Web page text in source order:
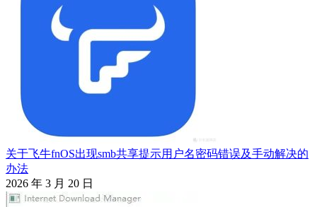
关于飞牛fnOS出现smb共享提示用户名密码错误及手动解决的
办法
2026 年 3 月 20 日